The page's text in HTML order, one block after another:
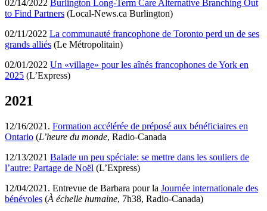
02/14/2022 Burlington Long-Term Care Alternative Branching Out
to Find Partners (Local-News.ca Burlington)
02/11/2022 La communauté francophone de Toronto perd un de ses
grands alliés (Le Métropolitain)
02/01/2022 Un «village» pour les aînés francophones de York en
2025 (L’Express)
2021
12/16/2021. Formation accélérée de préposé aux bénéficiaires en
Ontario (L’heure du monde, Radio-Canada
12/13/2021 Balade un peu spéciale: se mettre dans les souliers de
l’autre: Partage de Noël (L’Express)
12/04/2021. Entrevue de Barbara pour la Journée internationale des
bénévoles (À échelle humaine, 7h38, Radio-Canada)